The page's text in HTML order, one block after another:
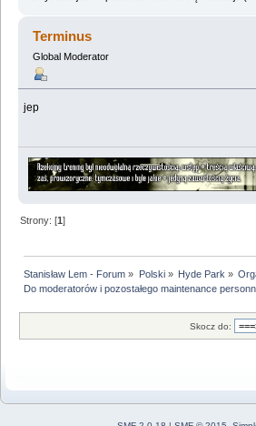
Terminus
Global Moderator
jep
Strony: [1]
Stanisław Lem - Forum » Polski» Hyde Park »
Do moderatorów i pozostałego maintenance
Skocz do: